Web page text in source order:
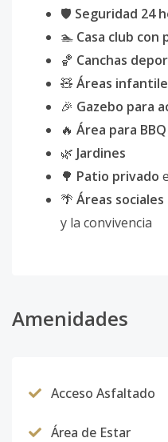
🛡️ Seguridad 24
🏊 Casa club con
🏀 Canchas
🧸 Áreas
🎉 Gazebo para
🔥 Área para BBQ
🌿 Jardines
🌳 Patio privado
🌴 Áreas sociales
y la convivencia
Amenidades
Acceso Asfaltado
Área de Estar